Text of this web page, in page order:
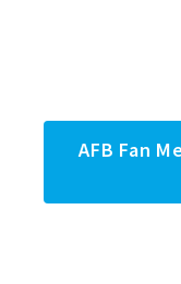
AFB Fan